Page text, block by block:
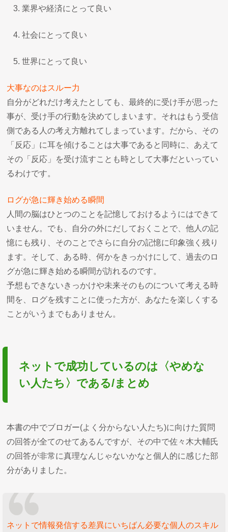
業界や経済にとって良い
社会にとって良い
世界にとって良い
大事なのはスルー力
自分がどれだけ考えたとしても、最終的に受け手が思った
事が、受け手の行動を決めてしまいます。それはもう受信
側である人の考え方離れてしまっています。だから、その
「反応」に耳を傾けることは大事であると同時に、あえて
その「反応」を受け流すことも時として大事だといってい
るわけです。
ログが急に輝き始める瞬間
人間の脳はひとつのことを記憶しておけるようにはできて
いません。でも、自分の外にだしておくことで、他人の記
憶にも残り、そのことでさらに自分の記憶に印象強く残り
ます。そして、ある時、何かをきっかけにして、過去のロ
グが急に輝き始める瞬間が訪れるのです。
予想もできないきっかけや未来そのものについて考える時
間を、ログを残すことに使った方が、あなたを楽しくする
ことがいうまでもありません。
ネットで成功しているのは〈やめな
い人たち〉である/まとめ
本書の中でブロガー(よく分からない人たち)に向けた質問
の回答が全てのせてあるんですが、その中で佐々木大輔氏
の回答が非常に真理なんじゃないかなと個人的に感じた部
分がありました。
ネットで情報発信する差異にいちばん必要な個人のスキル